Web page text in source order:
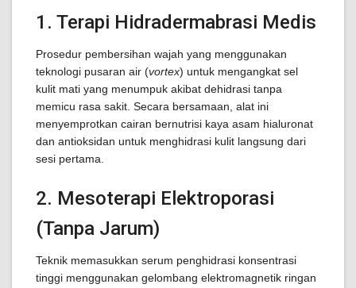
1. Terapi Hidradermabrasi Medis
Prosedur pembersihan wajah yang menggunakan
teknologi pusaran air (vortex) untuk mengangkat sel
kulit mati yang menumpuk akibat dehidrasi tanpa
memicu rasa sakit. Secara bersamaan, alat ini
menyemprotkan cairan bernutrisi kaya asam hialuronat
dan antioksidan untuk menghidrasi kulit langsung dari
sesi pertama.
2. Mesoterapi Elektroporasi
(Tanpa Jarum)
Teknik memasukkan serum penghidrasi konsentrasi
tinggi menggunakan gelombang elektromagnetik ringan